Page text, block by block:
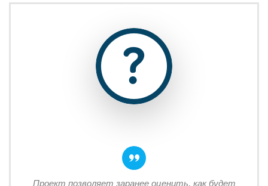
Проект позволяет заранее оценить, как будет